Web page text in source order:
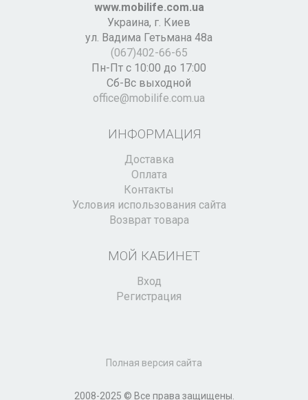
www.mobilife.com.ua
Украина, г. Киев
ул. Вадима Гетьмана 48а
(067)402-66-65
Пн-Пт с 10:00 до 17:00
Сб-Вс выходной
office@mobilife.com.ua
ИНФОРМАЦИЯ
Доставка
Оплата
Контакты
Условия использования сайта
Возврат товара
МОЙ КАБИНЕТ
Вход
Регистрация
Полная версия сайта
2008-2025 © Все права защищены.